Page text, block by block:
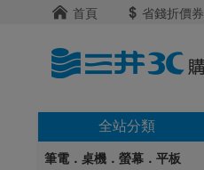
首頁 省錢折價券
全站分類
筆電．桌機．螢幕．平板